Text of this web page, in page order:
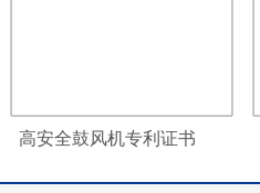
高安全鼓风机专利证书